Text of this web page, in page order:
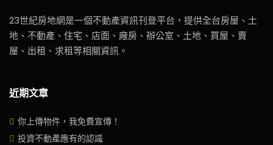
23世紀房地網是一個不動產資訊刊登平台，提供全台房屋、土
地、不動產、住宅、店面、廠房、辦公室、土地、買屋、賣
屋、出租、求租等相關資訊。
近期文章
你上傳物件，我免費宣傳！
投資不動產應有的認識